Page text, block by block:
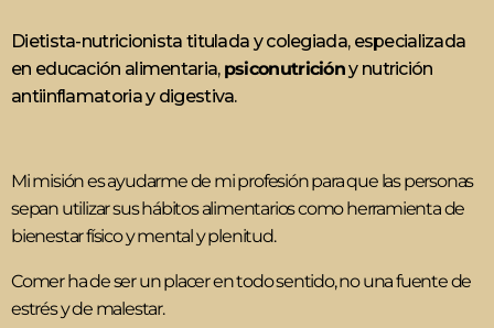
Dietista-nutricionista titulada y colegiada, especializada
en educación alimentaria, psiconutricióny nutrición
antiinflamatoria y digestiva.
Mi misión es ayudarme de mi profesión para que las personas
sepan utilizar sus hábitos alimentarios como herramienta de
bienestar físico y mental y plenitud.
Comer ha de ser un placer en todo sentido, no una fuente de
estrés y de malestar.